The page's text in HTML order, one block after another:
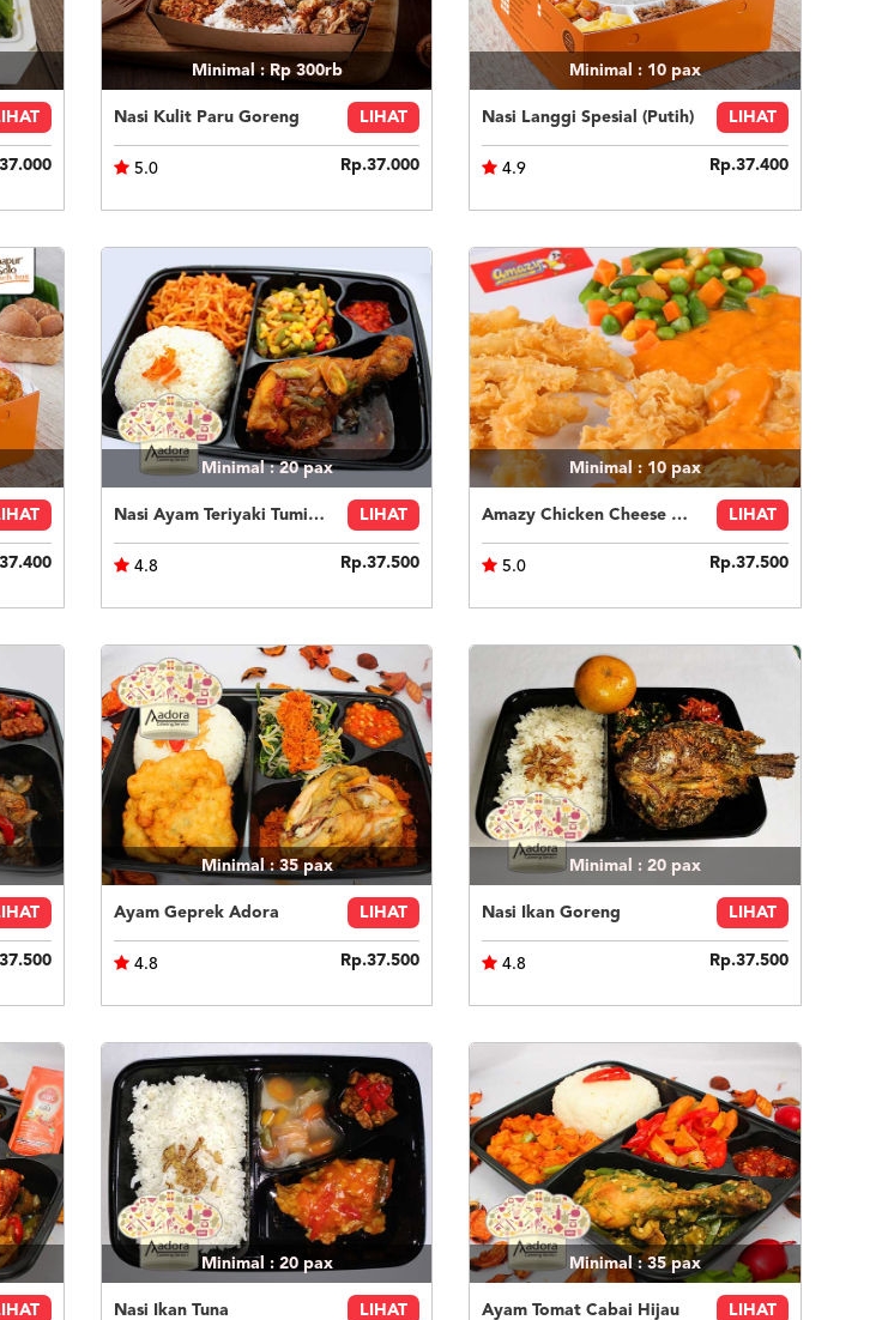
Minimal : Rp 300rb
Nasi Kulit Paru Goreng LIHAT
5.0 Rp.37.000
Minimal : 10 pax
Nasi Langgi Spesial (Putih) LIHAT
4.9 Rp.37.400
Minimal : 20pax
Nasi Ayam Teriyaki Tumis Buncis Jagung LIHAT
4.8 Rp.37.500
Minimal : 10pax
Amazy Chicken Cheese Sauce LIHAT
5.0 Rp.37.500
Minimal : 35pax
Ayam Geprek Adora LIHAT
4.8 Rp.37.500
Minimal : 20 pax
Nasi Ikan Goreng LIHAT
4.8 Rp.37.500
Minimal : 20 pax
Nasi Ikan Tuna LIHAT
Minimal : 35pax
Ayam Tomat Cabai Hijau LIHAT